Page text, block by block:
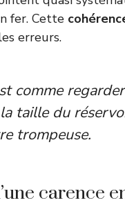
fer. Cette
erreurs.
comme
taille du
trompeuse.
carence